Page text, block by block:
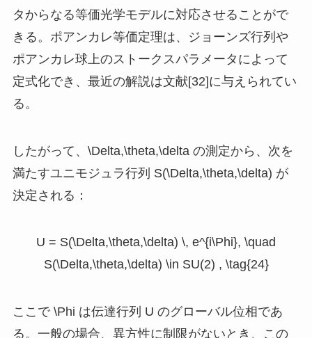
タからなる等価光学モデルに対応させることがで
きる。ポアンカレ等価定理は、ジョーンズ行列や
ポアンカレ球上のストークスパラメータによって
定式化でき、最近の解説は文献[32]に与えられてい
る。
したがって、 \Delta,\theta,\delta の測定から、次を
満たすユニモジュラ行列 S(\Delta,\theta,\delta) が
決定される：
U = S(\Delta,\theta,\delta) \, e^{i\Phi}, \quad
S(\Delta,\theta,\delta) \in SU(2) , \tag{24}
ここで \Phi は伝達行列 U のグローバル位相であ
る。一般の場合、異方性に制限がないとき、この